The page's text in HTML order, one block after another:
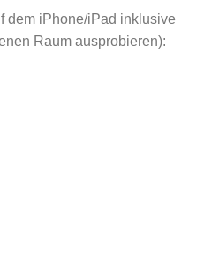
dem iPhone/iPad inklusive
Raum ausprobieren):